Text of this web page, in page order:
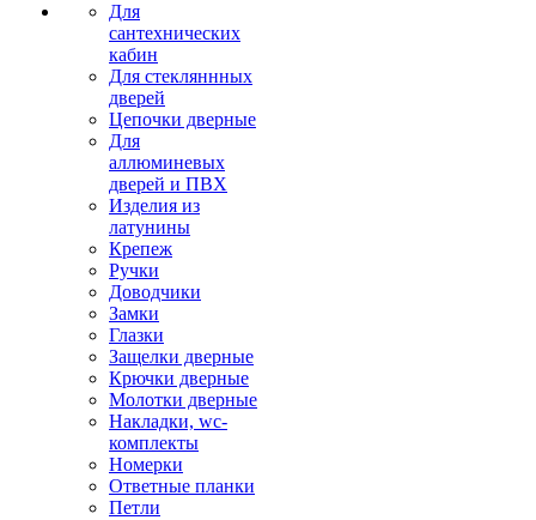
Для
сантехнических
кабин
Для стекляннных
дверей
Цепочки дверные
Для
аллюминевых
дверей и ПВХ
Изделия из
латунины
Крепеж
Ручки
Доводчики
Замки
Глазки
Защелки дверные
Крючки дверные
Молотки дверные
Накладки, wc-
комплекты
Номерки
Ответные планки
Петли